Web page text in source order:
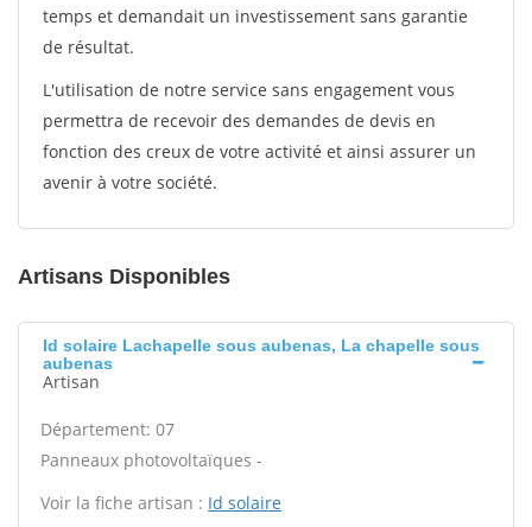
temps et demandait un investissement sans garantie
de résultat.
L'utilisation de notre service sans engagement vous
permettra de recevoir des demandes de devis en
fonction des creux de votre activité et ainsi assurer un
avenir à votre société.
Artisans Disponibles
Id solaire Lachapelle sous aubenas, La chapelle sous
aubenas
Artisan
Département: 07
Panneaux photovoltaïques -
Voir la fiche artisan : Id solaire